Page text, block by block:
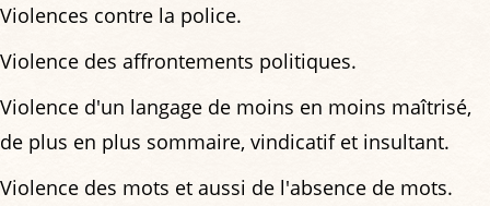
Violences contre la police.
Violence des affrontements politiques.
Violence d'un langage de moins en moins maîtrisé,
de plus en plus sommaire, vindicatif et insultant.
Violence des mots et aussi de l'absence de mots.